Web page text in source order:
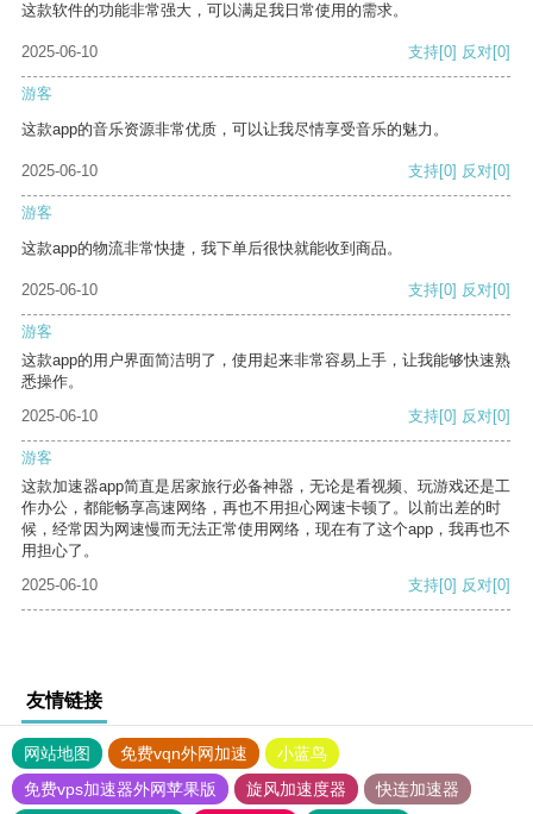
这款软件的功能非常强大，可以满足我日常使用的需求。
2025-06-10 支持[0] 反对[0]
游客
这款app的音乐资源非常优质，可以让我尽情享受音乐的魅力。
2025-06-10 支持[0] 反对[0]
游客
这款app的物流非常快捷，我下单后很快就能收到商品。
2025-06-10 支持[0] 反对[0]
游客
这款app的用户界面简洁明了，使用起来非常容易上手，让我能够快速熟
悉操作。
2025-06-10
支持[0] 反对[0]
游客
这款加速器app简直是居家旅行必备神器，无论是看视频、玩游戏还是工
作办公，都能畅享高速网络，再也不用担心网速卡顿了。以前出差的时
候，经常因为网速慢而无法正常使用网络，现在有了这个app，我再也不
用担心了。
2025-06-10
支持[0] 反对[0]
友情链接
网站地图 免费vqn外网加速
小蓝鸟
免费vps加速器外网苹果版
旋风加速度器
快连加速器